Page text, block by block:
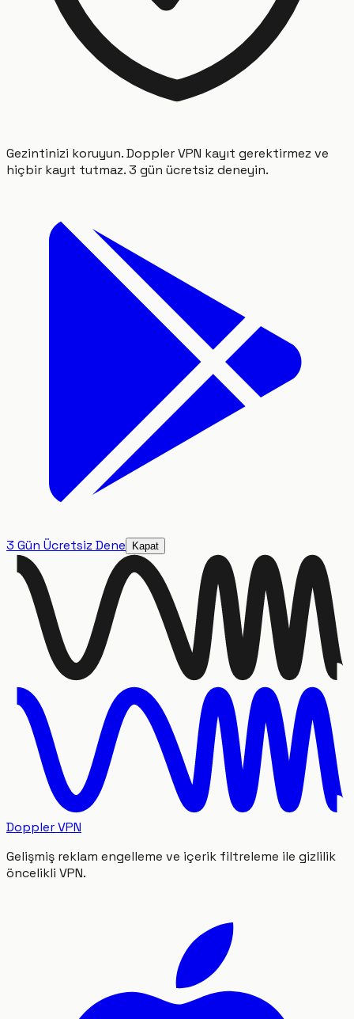
Gezintinizi koruyun. Doppler VPN kayıt gerektirmez ve
hiçbir kayıt tutmaz. 3 gün ücretsiz deneyin.
3 Gün Ücretsiz Dene Kapat
Doppler VPN
Gelişmiş reklam engelleme ve içerik filtreleme ile gizlilik
öncelikli VPN.